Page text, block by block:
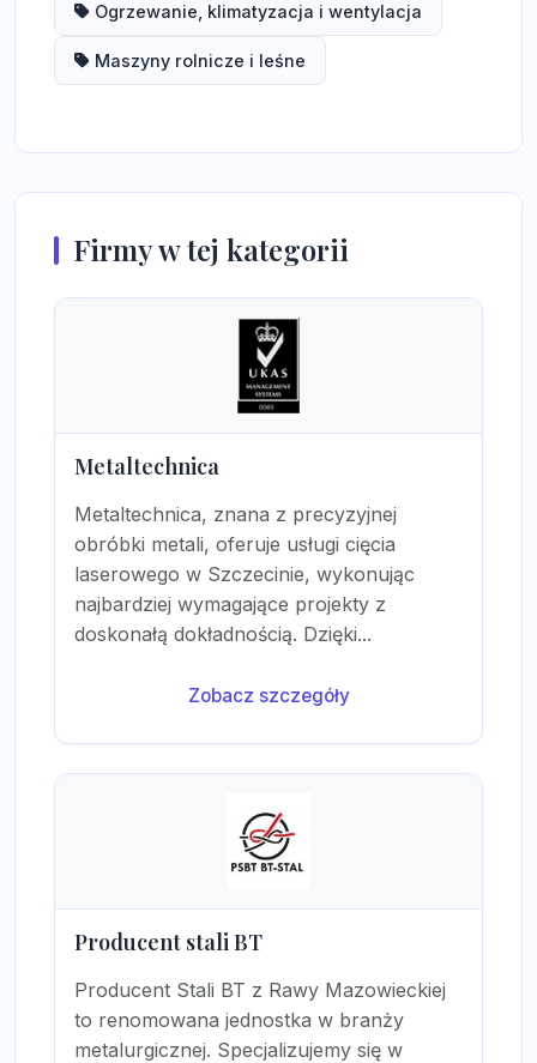
Ogrzewanie, klimatyzacja i wentylacja
Maszyny rolnicze i leśne
Firmy w tej kategorii
Metaltechnica
Metaltechnica, znana z precyzyjnej
obróbki metali, oferuje usługi cięcia
laserowego w Szczecinie, wykonując
najbardziej wymagające projekty z
doskonałą dokładnością. Dzięki...
Zobacz szczegóły
Producent stali BT
Producent Stali BT z Rawy Mazowieckiej
to renomowana jednostka w branży
metalurgicznej. Specjalizujemy się w